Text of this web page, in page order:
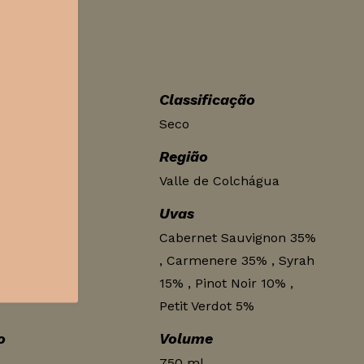
Classificação
Seco
Região
Valle de Colchágua
Uvas
Cabernet Sauvignon 35%
, Carmenere 35% , Syrah
15% , Pinot Noir 10% ,
Petit Verdot 5%
Volume